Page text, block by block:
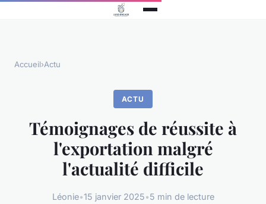
Accueil›Actu
ACTU
Témoignages de réussite à
l'exportation malgré
l'actualité difficile
Léonie•15 janvier 2025•5 min de lecture